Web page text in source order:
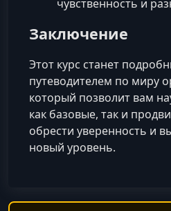
чувственность и
Заключение
Этот курс станет
путеводителем по миру
который позволит вам
как базовые, так и
обрести уверенность и
новый уровень.